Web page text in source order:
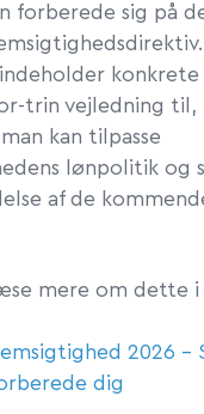
forberede sig på
konkrete
trin vejledning til,
kan tilpasse
lønpolitik og
af de
mere om dette i
2026 –
dig